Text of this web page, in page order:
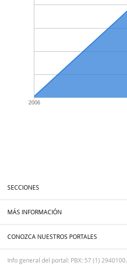
2006
SECCIONES
MÁS INFORMACIÓN
CONOZCA NUESTROS PORTALES
Info general del portal: PBX: 57 (1) 2940100.